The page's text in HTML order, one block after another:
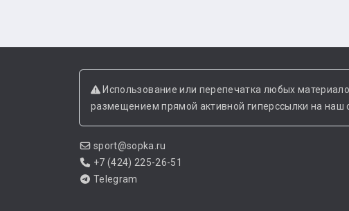
Использование или перепечатка любых
размещением прямой активной гиперссылки на наш
sport@sopka.ru
+7 (424) 225-26-51
Telegram